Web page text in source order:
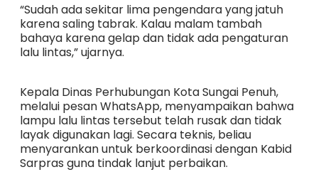
“Sudah ada sekitar lima pengendara yang jatuh
karena saling tabrak. Kalau malam tambah
bahaya karena gelap dan tidak ada pengaturan
lalu lintas,” ujarnya.
Kepala Dinas Perhubungan Kota Sungai Penuh,
melalui pesan WhatsApp, menyampaikan bahwa
lampu lalu lintas tersebut telah rusak dan tidak
layak digunakan lagi. Secara teknis, beliau
menyarankan untuk berkoordinasi dengan Kabid
Sarpras guna tindak lanjut perbaikan.